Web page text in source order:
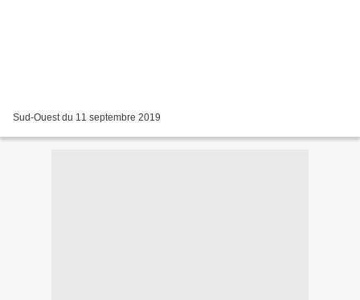
Sud-Ouest du 11 septembre 2019